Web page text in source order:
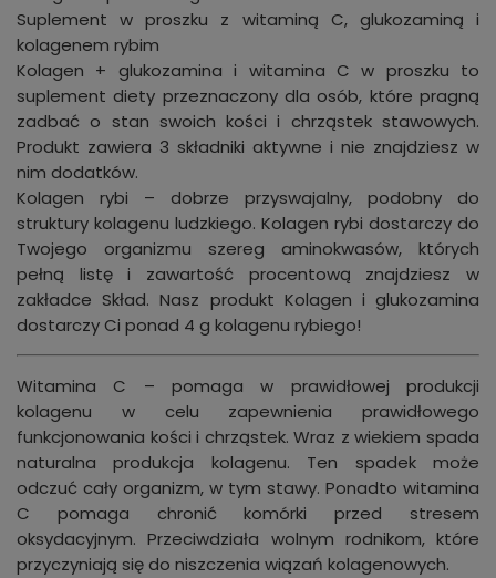
Suplement w proszku z witaminą C, glukozaminą i
kolagenem rybim
Kolagen + glukozamina i witamina C w proszku to
suplement diety przeznaczony dla osób, które pragną
zadbać o stan swoich kości i chrząstek stawowych.
Produkt zawiera 3 składniki aktywne i nie znajdziesz w
nim dodatków.
Kolagen rybi – dobrze przyswajalny, podobny do
struktury kolagenu ludzkiego. Kolagen rybi dostarczy do
Twojego organizmu szereg aminokwasów, których
pełną listę i zawartość procentową znajdziesz w
zakładce Skład. Nasz produkt Kolagen i glukozamina
dostarczy Ci ponad 4 g kolagenu rybiego!
Witamina C – pomaga w prawidłowej produkcji
kolagenu w celu zapewnienia prawidłowego
funkcjonowania kości i chrząstek. Wraz z wiekiem spada
naturalna produkcja kolagenu. Ten spadek może
odczuć cały organizm, w tym stawy. Ponadto witamina
C pomaga chronić komórki przed stresem
oksydacyjnym. Przeciwdziała wolnym rodnikom, które
przyczyniają się do niszczenia wiązań kolagenowych.